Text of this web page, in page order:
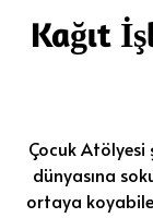
Kağıt
Çocuk Atölyesi
dünyasına
ortaya